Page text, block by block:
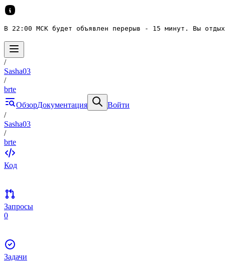
В 22:00 МСК будет объявлен перерыв - 15 минут. Вы
/
Sasha03
/
brte
ОбзорДокументация
Войти
/
Sasha03
/
brte
Код
Запросы
0
Задачи